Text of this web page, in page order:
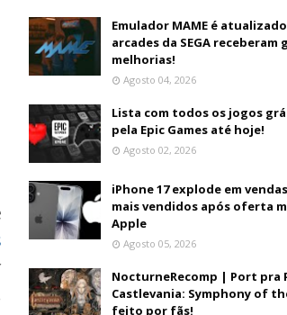
Emulador MAME é
arcades da SEGA receberam
melhorias!
Agosto 04, 2026
Lista com todos os jogos
pela Epic Games até hoje!
Agosto 02, 2026
iPhone 17 explode em
mais vendidos após oferta
Apple
Agosto 05, 2026
NocturneRecomp | Port pra
Castlevania: Symphony of
feito por fãs!